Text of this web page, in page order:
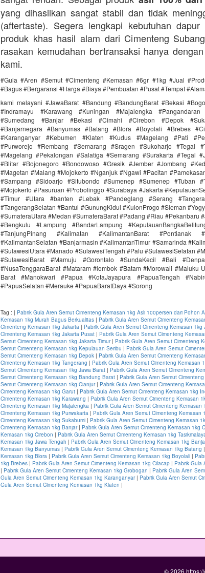
yang dihasilkan sangat stabil dan tidak
(aftertaste). Segera lengkapi kebutuhan
produk khas hasil alam dari Cimenteng
rasakan kemudahan bertransaksi hanya
kami.
#Gula #Aren #Semut #Cimenteng #Kemasan #6gr #1kg #Jual
#Bagus #Bergaransi #Harga #Biaya #Pembuatan #Pusat #Tempat
kami melayani #JawaBarat #Bandung #BandungBarat #Bekasi
#Indramayu #Karawang #Kuningan #Majalengka
#Sumedang #Banjar #Bekasi #Cimahi #Cirebon #Depok
#Banjarnegara #Banyumas #Batang #Blora #Boyolali #Brebes
#Karanganyar #Kebumen #Klaten #Kudus #Magelang #Pati
#Purworejo #Rembang #Semarang #Sragen #Sukoharjo #Tegal
#Magelang #Pekalongan #Salatiga #Semarang #Surakarta #Tegal
#Blitar #Bojonegoro #Bondowoso #Gresik #Jember #Jombang
#Magetan #Malang #Mojokerto #Nganjuk #Ngawi #Pacitan
#Sampang #Sidoarjo #Situbondo #Sumenep #Sumenep #Tuban
#Mojokerto #Pasuruan #Probolinggo #Surabaya #Jakarta
#Timur #Utara #banten #Lebak #Pandeglang #Serang
#TangerangSelatan #Bantul #GunungKidul #KulonProgo #Sleman
#SumateraUtara #Medan #SumateraBarat #Padang #Riau #Pekanbaru
#Bengkulu #Lampung #BandarLampung
#TanjungPinang #Kalimatan #KalimantanBarat #Pontianak
#KalimantanSelatan #Banjarmasin #KalimantanTimur #Samarinda
#SulawesiUtara #Manado #SulawesiTengah #Palu #SulawesiSelatan
#SulawesiBarat #Mamuju #Gorontalo #SundaKecil #Bali
#NusaTenggaraBarat #Mataram #lombok #Batam #Morowali #Maluku
Barat #Manokwari #Papua #KotaJayapura #PapuaTengah
#PapuaSelatan #Merauke #PapuaBaratDaya #Sorong
Tag : | Pabrik Gula Aren Semut Cimenteng Kemasan 1kg Asli 100persen dari Pohon
Kemasan 1kg Murah Bagus Berkualitas | Pabrik Gula Aren Semut Cimenteng
Cimenteng Kemasan 1kg Jakarta | Pabrik Gula Aren Semut Cimenteng Kemasan 1kg
Cimenteng Kemasan 1kg Jakarta Pusat | Pabrik Gula Aren Semut Cimenteng
Semut Cimenteng Kemasan 1kg Jakarta Timur| Pabrik Gula Aren Semut Cimenteng
Semut Cimenteng Kemasan 1kg Kepulauan Seribu | Pabrik Gula Aren Semut
Semut Cimenteng Kemasan 1kg Depok | Pabrik Gula Aren Semut Cimenteng
Cimenteng Kemasan 1kg Tangerang | Pabrik Gula Aren Semut Cimenteng Kemasan
Semut Cimenteng Kemasan 1kg Jawa Barat | Pabrik Gula Aren Semut Cimenteng
Semut Cimenteng Kemasan 1kg Bandung Barat | Pabrik Gula Aren Semut
Semut Cimenteng Kemasan 1kg Cianjur| Pabrik Gula Aren Semut Cimenteng
Cimenteng Kemasan 1kg Garut | Pabrik Gula Aren Semut Cimenteng Kemasan 1kg
Cimenteng Kemasan 1kg Karawang | Pabrik Gula Aren Semut Cimenteng Kemasan
Cimenteng Kemasan 1kg Majalengka | Pabrik Gula Aren Semut Cimenteng Kemasan
Cimenteng Kemasan 1kg Purwakarta | Pabrik Gula Aren Semut Cimenteng Kemasan
Cimenteng Kemasan 1kg Sukabumi | Pabrik Gula Aren Semut Cimenteng Kemasan
Cimenteng Kemasan 1kg Banjar| Pabrik Gula Aren Semut Cimenteng Kemasan 1kg
Kemasan 1kg Cirebon | Pabrik Gula Aren Semut Cimenteng Kemasan 1kg
Kemasan 1kg Jawa Tengah | Pabrik Gula Aren Semut Cimenteng Kemasan 1kg
Kemasan 1kg Banyumas | Pabrik Gula Aren Semut Cimenteng Kemasan 1kg Batang |
Kemasan 1kg Blora | Pabrik Gula Aren Semut Cimenteng Kemasan 1kg Boyolali |
1kg Brebes | Pabrik Gula Aren Semut Cimenteng Kemasan 1kg Cilacap | Pabrik Gula
| Pabrik Gula Aren Semut Cimenteng Kemasan 1kg Grobogan | Pabrik Gula Aren
Gula Aren Semut Cimenteng Kemasan 1kg Karanganyar| Pabrik Gula Aren Semut
Gula Aren Semut Cimenteng Kemasan 1kg Klaten |
© 2026